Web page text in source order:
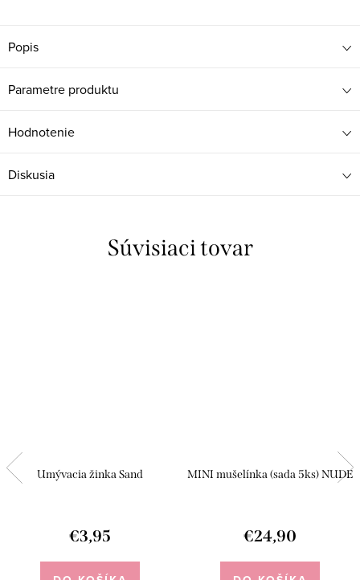
Popis
Parametre produktu
Hodnotenie
Diskusia
Súvisiaci tovar
Umývacia žinka Sand
€3,95
MINI mušelínka (sada 5ks) NUDE
€24,90